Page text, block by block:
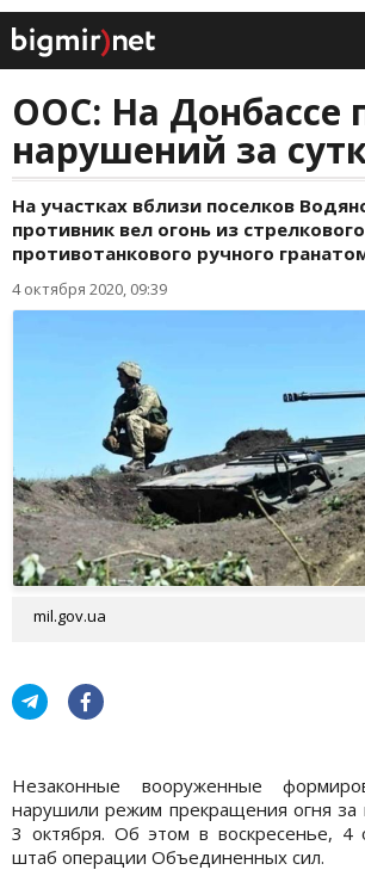
ООС: На Донбассе
нарушений за
На участках вблизи поселков
противник вел огонь из
противотанкового ручного
4 октября 2020, 09:39
mil.gov.ua
Незаконные вооруженные
нарушили режим прекращения огня
3 октября. Об этом в воскресенье, 4
штаб операции Объединенных сил.